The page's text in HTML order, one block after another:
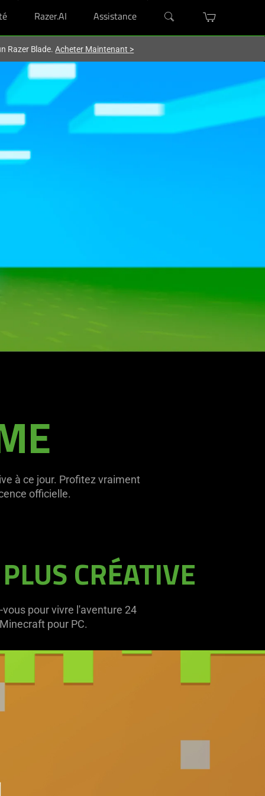
Razer.AI Assistance
Razer Blade.Acheter Maintenant >
à ce jour. Profitez vraiment
officielle.
CRÉATIVE
pour vivre l'aventure 24
pour PC.